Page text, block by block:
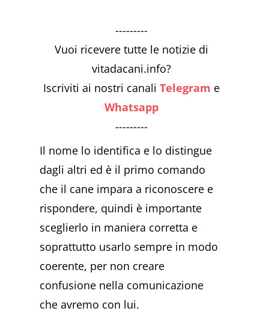
---------
Vuoi ricevere tutte le notizie di
vitadacani.info?
Iscriviti ai nostri canaliTelegram e
Whatsapp
---------
Il nome lo identifica e lo distingue
dagli altri ed è il primo comando
che il cane impara a riconoscere e
rispondere, quindi è importante
sceglierlo in maniera corretta e
soprattutto usarlo sempre in modo
coerente, per non creare
confusione nella comunicazione
che avremo con lui.